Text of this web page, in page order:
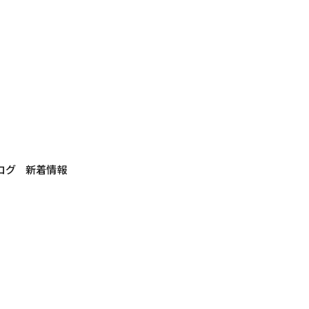
グ 新着情報